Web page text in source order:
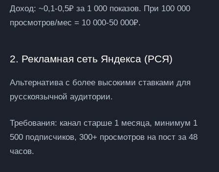
Доход: ~0,1-0,5₽ за 1 000 показов. При 100 000
просмотров/мес = 10 000-50 000₽.
2. Рекламная сеть Яндекса (РСЯ)
Альтернатива с более высокими ставками для
русскоязычной аудитории.
Требования: канал старше 1 месяца, минимум 1
500 подписчиков, 300+ просмотров на пост за 48
часов.